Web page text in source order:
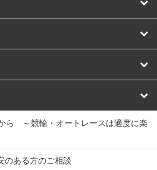
場 取手競輪場 宇都宮競輪場
ら ～競輪・オートレースは適度に楽
のある方のご相談